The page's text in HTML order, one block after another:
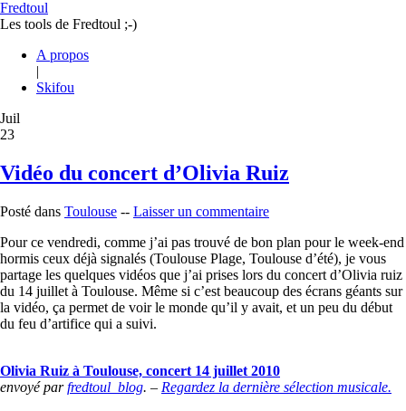
Fredtoul
Les tools de Fredtoul ;-)
A propos
|
Skifou
Juil
23
Vidéo du concert d’Olivia Ruiz
Posté dans Toulouse -- Laisser un commentaire
Pour ce vendredi, comme j’ai pas trouvé de bon plan pour le week-end
hormis ceux déjà signalés (Toulouse Plage, Toulouse d’été), je vous
partage les quelques vidéos que j’ai prises lors du concert d’Olivia ruiz
du 14 juillet à Toulouse. Même si c’est beaucoup des écrans géants sur
la vidéo, ça permet de voir le monde qu’il y avait, et un peu du début
du feu d’artifice qui a suivi.
Olivia Ruiz à Toulouse, concert 14 juillet 2010
envoyé parfredtoul_blog. – Regardez la dernière sélection musicale.